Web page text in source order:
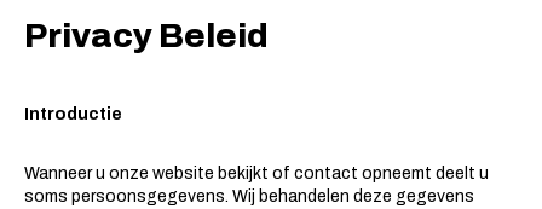
Privacy Beleid
Introductie
Wanneer u onze website bekijkt of contact opneemt deelt u
soms persoonsgegevens. Wij behandelen deze gegevens